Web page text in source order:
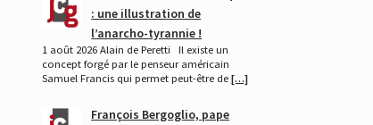
: une illustration de
l’anarcho-tyrannie !
1 août 2026 Alain de Peretti Il existe un
concept forgé par le penseur américain
Samuel Francis qui permet peut-être de […]
François Bergoglio, pape